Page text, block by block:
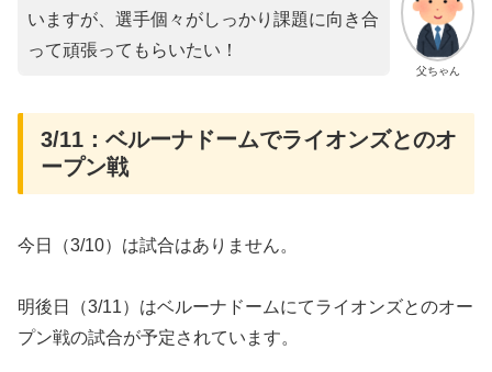
父ちゃん
いますが、選手個々がしっかり課題に向き合
って頑張ってもらいたい！
3/11：ベルーナドームでライオンズとのオ
ープン戦
今日（3/10）は試合はありません。
明後日（3/11）はベルーナドームにてライオンズとのオー
プン戦の試合が予定されています。